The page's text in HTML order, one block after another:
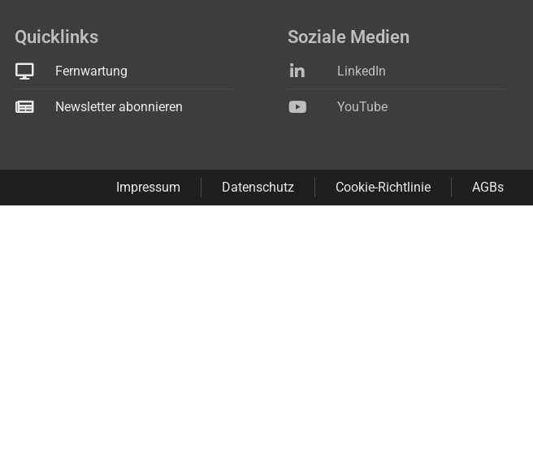
Quicklinks
Fernwartung
Newsletter abonnieren
Soziale Medien
LinkedIn
YouTube
Impressum Datenschutz Cookie-Richtlinie AGBs